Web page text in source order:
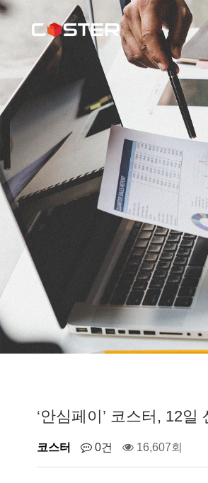
‘안심페이’ 코스터, 12
코스터 0건 16,607회